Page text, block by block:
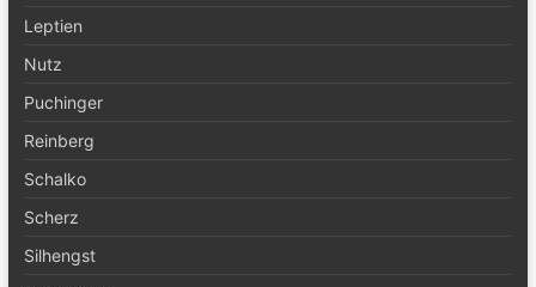
Leptien
Nutz
Puchinger
Reinberg
Schalko
Scherz
Silhengst